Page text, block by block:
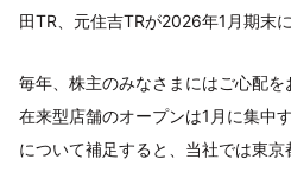
田TR、元住吉TRが2026年1月期末
毎年、株主のみなさまにはご心配
在来型店舗のオープンは1月に集中
について補足すると、当社では東